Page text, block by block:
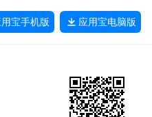
宝手机版 应用宝电脑版